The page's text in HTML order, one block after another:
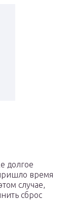
долгое
время
случае,
сброс